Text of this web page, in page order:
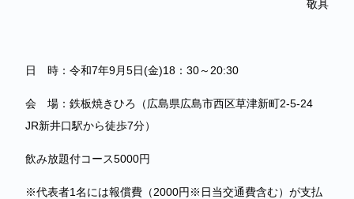
敬具
日 時：令和7年9月5日(金)18：30～20:30
会 場：鉄板焼きひろ（広島県広島市西区草津新町2-5-24
JR新井口駅から徒歩7分）
飲み放題付コース5000円
※代表者1名には報償費（2000円※日当交通費含む）が支払